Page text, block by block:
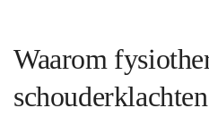
Waarom